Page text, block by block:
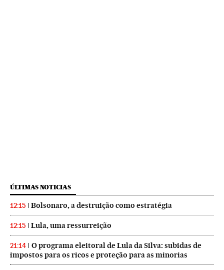
ÚLTIMAS NOTICIAS
12:15 Bolsonaro, a destruição como estratégia
12:15 Lula, uma ressurreição
21:14
O programa eleitoral de Lula da Silva: subidas de
impostos para os ricos e proteção para as minorias